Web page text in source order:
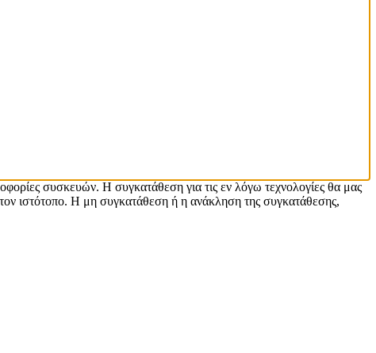
συσκευών. Η συγκατάθεση για τις εν λόγω τεχνολογίες θα μας
ιστότοπο. Η μη συγκατάθεση ή η ανάκληση της συγκατάθεσης,